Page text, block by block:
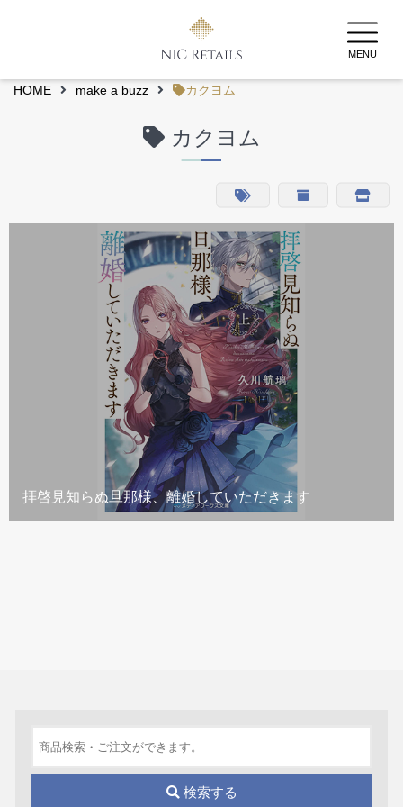
MENU
HOME make a buzz カクヨム
カクヨム
拝啓見知らぬ旦那様、離婚していただきます
検索する